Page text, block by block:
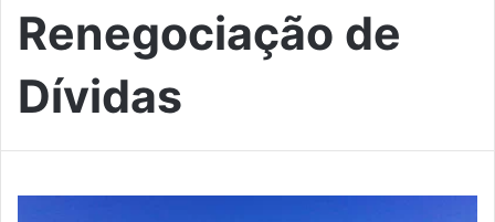
Renegociação de
Dívidas